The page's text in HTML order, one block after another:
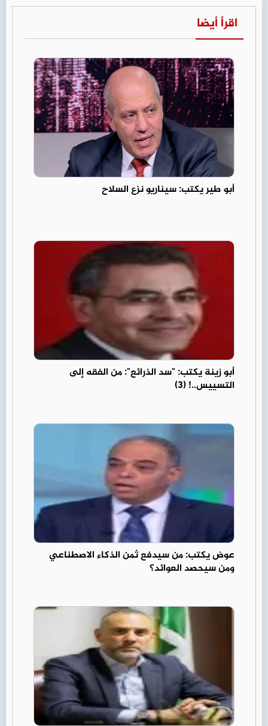
اقرأ أيضا
أبو طير يكتب: سيناريو نزع السلاح
أبو زينة يكتب: "سد الذرائع": من الفقه إلى
التسييس..! (3)
عوض يكتب: من سيدفع ثمن الذكاء الاصطناعي
ومن سيحصد العوائد؟